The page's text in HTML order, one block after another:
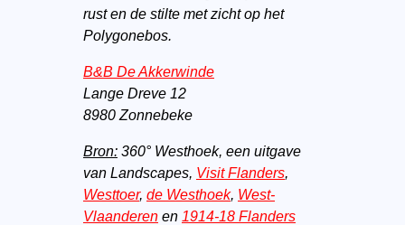
rust en de stilte met zicht op het
Polygonebos.
B&B De Akkerwinde
Lange Dreve 12
8980 Zonnebeke
Bron:360° Westhoek, een uitgave
van Landscapes, Visit Flanders,
Westtoer, de Westhoek, West-
Vlaanderenen 1914-18 Flanders